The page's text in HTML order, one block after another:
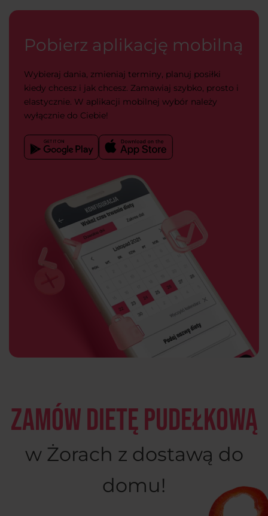
Pobierz aplikację mobilną
Wybieraj dania, zmieniaj terminy, planuj posiłki
kiedy chcesz i jak chcesz. Zamawiaj szybko, prosto i
elastycznie. W aplikacji mobilnej wybór należy
wyłącznie do Ciebie!
Zamów dietę pudełkową
w Żorach z dostawą do
domu!